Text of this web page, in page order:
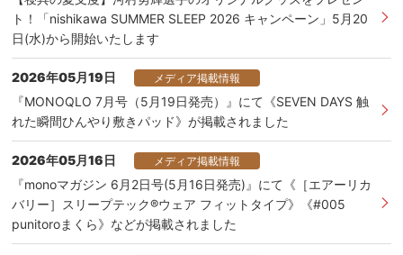
ト！「nishikawa SUMMER SLEEP 2026 キャンペーン」5月20
日(水)から開始いたします
2026年05月19日 メディア掲載情報
『MONOQLO 7月号（5月19日発売）』にて《SEVEN DAYS 触
れた瞬間ひんやり敷きパッド》が掲載されました
2026年05月16日 メディア掲載情報
『monoマガジン 6月2日号(5月16日発売)』にて《［エアーリカ
バリー］スリープテック®︎ウェア フィットタイプ》《#005
punitoroまくら》などが掲載されました